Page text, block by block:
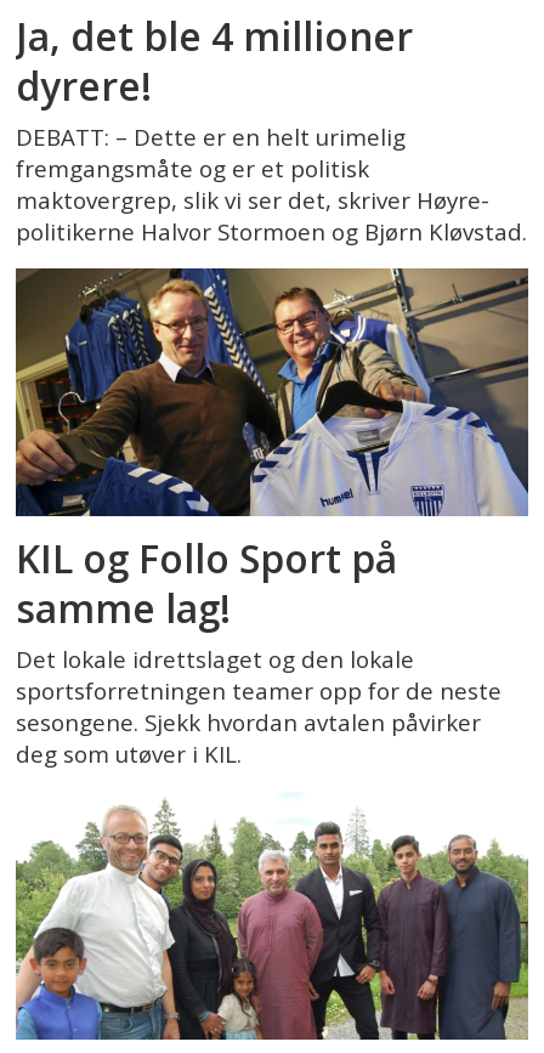
Ja, det ble 4 millioner
dyrere!
DEBATT: – Dette er en helt urimelig
fremgangsmåte og er et politisk
maktovergrep, slik vi ser det, skriver Høyre-
politikerne Halvor Stormoen og Bjørn Kløvstad.
KIL og Follo Sport på
samme lag!
Det lokale idrettslaget og den lokale
sportsforretningen teamer opp for de neste
sesongene. Sjekk hvordan avtalen påvirker
deg som utøver i KIL.